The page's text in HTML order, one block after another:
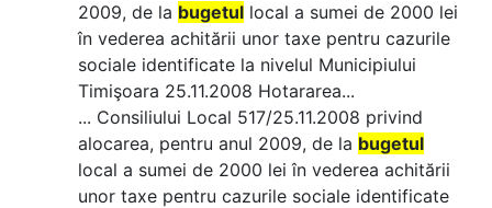
2009, de la bugetul local a sumei de 2000 lei
în vederea achitării unor taxe pentru cazurile
sociale identificate la nivelul Municipiului
Timişoara 25.11.2008 Hotararea...
... Consiliului Local 517/25.11.2008 privind
alocarea, pentru anul 2009, de la bugetul
local a sumei de 2000 lei în vederea achitării
unor taxe pentru cazurile sociale identificate